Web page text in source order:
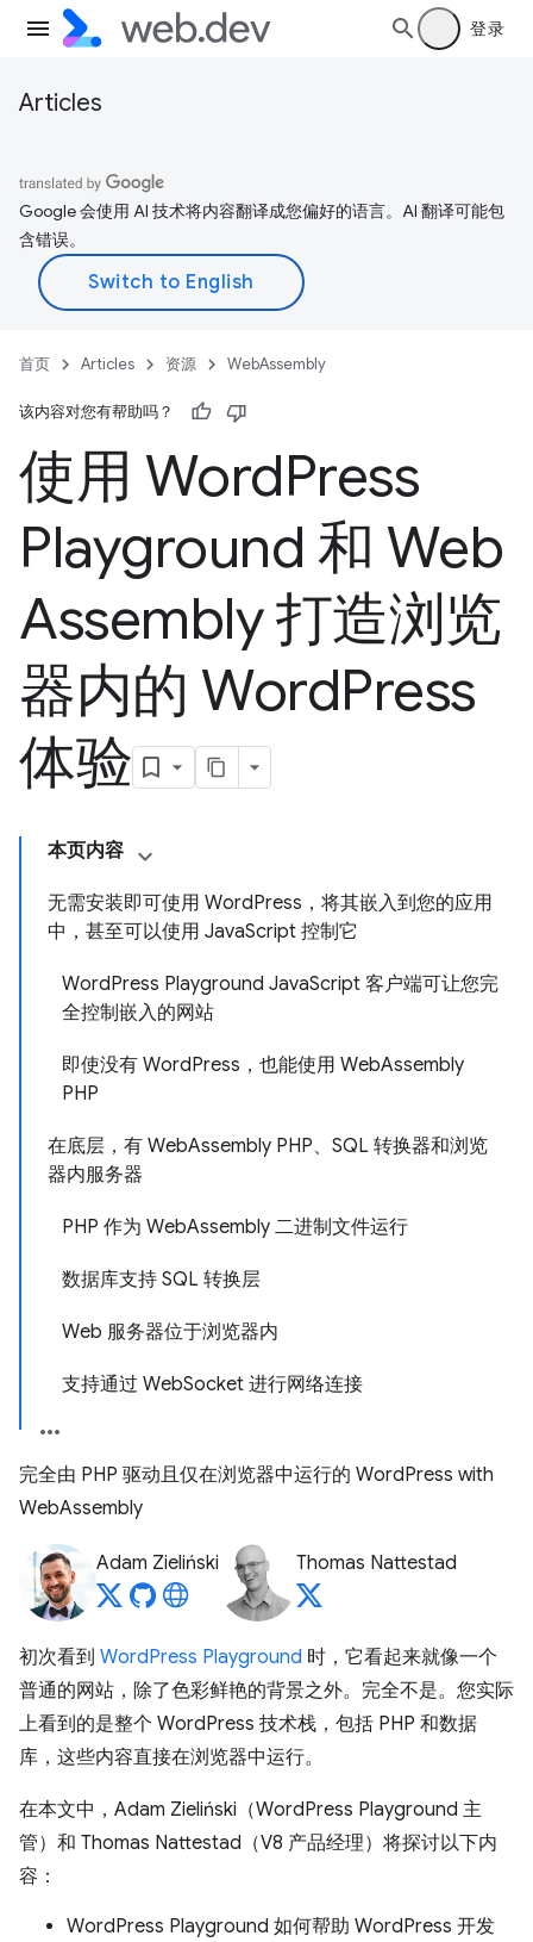
登录
Articles
Google 会使用 AI 技术将内容翻译成您偏好的语言。AI 翻译可能包
含错误。
首页 Articles 资源 WebAssembly
该内容对您有帮助吗？
使用 WordPress
Playground 和 Web
Assembly 打造浏览
器内的 WordPress
体验
本页内容
无需安装即可使用 WordPress，将其嵌入到您的应用
中，甚至可以使用 JavaScript 控制它
WordPress Playground JavaScript 客户端可让您完
全控制嵌入的网站
即使没有 WordPress，也能使用 WebAssembly
PHP
在底层，有 WebAssembly PHP、SQL 转换器和浏览
器内服务器
PHP 作为 WebAssembly 二进制文件运行
数据库支持 SQL 转换层
Web 服务器位于浏览器内
支持通过 WebSocket 进行网络连接
完全由 PHP 驱动且仅在浏览器中运行的 WordPress with
WebAssembly
Adam Zieliński Thomas Nattestad
初次看到 WordPress Playground 时，它看起来就像一个
普通的网站，除了色彩鲜艳的背景之外。完全不是。您实际
上看到的是整个 WordPress 技术栈，包括 PHP 和数据
库，这些内容直接在浏览器中运行。
在本文中，Adam Zieliński（WordPress Playground 主
管）和 Thomas Nattestad（V8 产品经理）将探讨以下内
容：
WordPress Playground 如何帮助 WordPress 开发